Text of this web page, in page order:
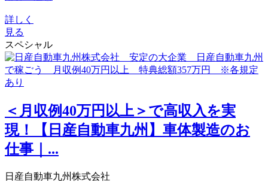
詳しく
見る
スペシャル
＜月収例40万円以上＞で高収入を実
現！【日産自動車九州】車体製造のお
仕事｜...
日産自動車九州株式会社